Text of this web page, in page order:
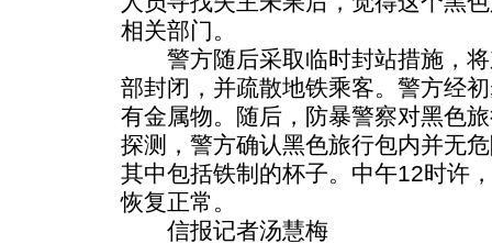
相关部门。
警方随后采取临时封站措施，将
部封闭，并疏散地铁乘客。警方经
有金属物。随后，防暴警察对黑色
探测，警方确认黑色旅行包内并无
其中包括铁制的杯子。中午12时许
恢复正常。
信报记者汤慧梅